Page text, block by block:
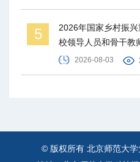
5
2026年国家乡村振
校领导人员和骨干教
2026-08-03
© 版权所有 北京师范大学